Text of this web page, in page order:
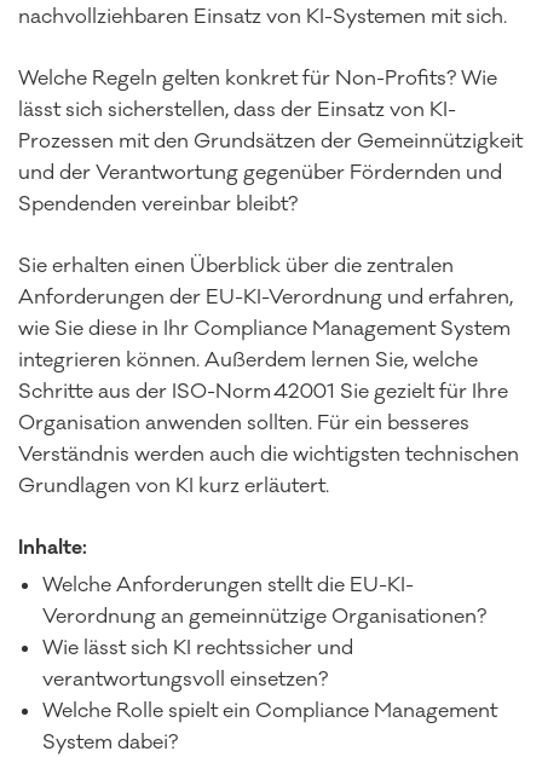
nachvollziehbaren Einsatz von KI-Systemen mit sich.
Welche Regeln gelten konkret für Non-Profits? Wie
lässt sich sicherstellen, dass der Einsatz von KI-
Prozessen mit den Grundsätzen der Gemeinnützigkeit
und der Verantwortung gegenüber Fördernden und
Spendenden vereinbar bleibt?
Sie erhalten einen Überblick über die zentralen
Anforderungen der EU-KI-Verordnung und erfahren,
wie Sie diese in Ihr Compliance Management System
integrieren können. Außerdem lernen Sie, welche
Schritte aus der ISO-Norm 42001 Sie gezielt für Ihre
Organisation anwenden sollten. Für ein besseres
Verständnis werden auch die wichtigsten technischen
Grundlagen von KI kurz erläutert.
Inhalte:
Welche Anforderungen stellt die EU-KI-
Verordnung an gemeinnützige Organisationen?
Wie lässt sich KI rechtssicher und
verantwortungsvoll einsetzen?
Welche Rolle spielt ein Compliance Management
System dabei?